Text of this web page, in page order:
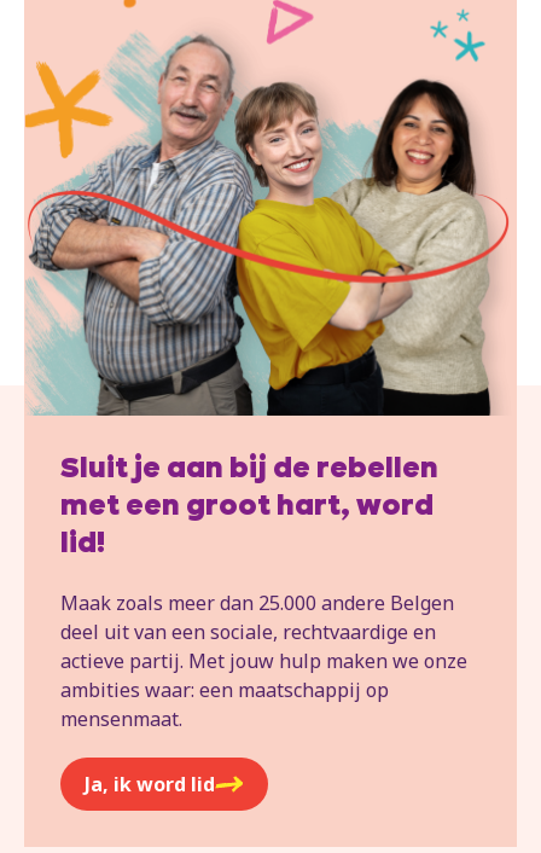
Sluit je aan bij de rebellen
met een groot hart, word
lid!
Maak zoals meer dan 25.000 andere Belgen
deel uit van een sociale, rechtvaardige en
actieve partij. Met jouw hulp maken we onze
ambities waar: een maatschappij op
mensenmaat.
Ja, ik word lid